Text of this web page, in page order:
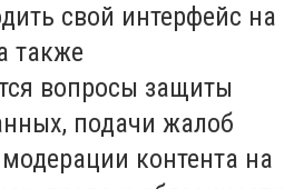
свой интерфейс на
также
вопросы защиты
подачи жалоб
контента на